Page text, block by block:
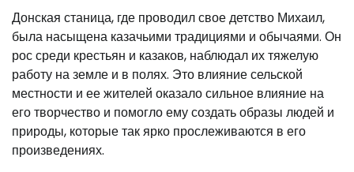
Донская станица, где проводил свое детство Михаил,
была насыщена казачьими традициями и обычаями. Он
рос среди крестьян и казаков, наблюдал их тяжелую
работу на земле и в полях. Это влияние сельской
местности и ее жителей оказало сильное влияние на
его творчество и помогло ему создать образы людей и
природы, которые так ярко прослеживаются в его
произведениях.